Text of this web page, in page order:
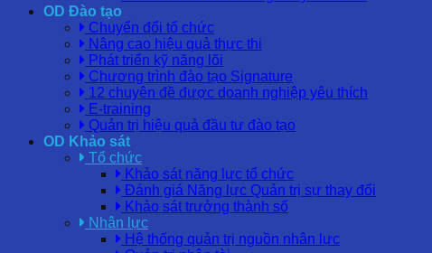
OD Đào tạo
Chuyển đổi tổ chức
Nâng cao hiệu quả thực thi
Phát triển kỹ năng lõi
Chương trình đào tạo Signature
12 chuyên đề được doanh nghiệp yêu thích
E-training
Quản trị hiệu quả đầu tư đào tạo
OD Khảo sát
Tổ chức
Khảo sát năng lực tổ chức
Đánh giá Năng lực Quản trị sự thay đổi
Khảo sát trưởng thành số
Nhân lực
Hệ thống quản trị nguồn nhân lực